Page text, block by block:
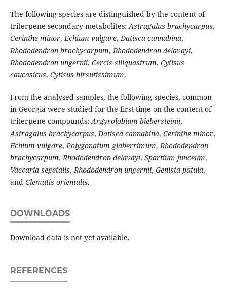
The following species are distinguished by the content of
triterpene secondary metabolites:Astragalus brachycarpus,
Cerinthe minor,Echium vulgare,Datisca cannabina,
Rhododendron brachycarpum,Rhododendron delavayi,
Rhododendron ungernii, Cercis siliquastrum, Cytisus
caucasicus, Cytisus hirsutissimum.
From the analysed samples, the following species, common
in Georgia were studied for the first time on the content of
triterpene compounds:Argyrolobium biebersteinii,
Astragalus brachycarpus,Datisca cannabina, Cerinthe minor,
Echium vulgare,Polygonatum glaberrimum,Rhododendron
brachycarpum,Rhododendron delavayi, Spartium junceum,
Vaccaria segetalis,Rhododendron ungernii, Genista patula,
and Clematis orientalis.
DOWNLOADS
Download data is not yet available.
REFERENCES